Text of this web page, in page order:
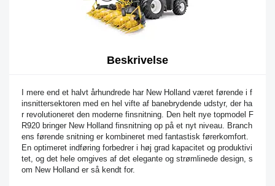
Beskrivelse
I mere end et halvt århundrede har New Holland været førende i f
insnittersektoren med en hel vifte af banebrydende udstyr, der ha
r revolutioneret den moderne finsnitning. Den helt nye topmodel F
R920 bringer New Holland finsnitning op på et nyt niveau. Branch
ens førende snitning er kombineret med fantastisk førerkomfort.
En optimeret indføring forbedrer i høj grad kapacitet og produktivi
tet, og det hele omgives af det elegante og strømlinede design, s
om New Holland er så kendt for.